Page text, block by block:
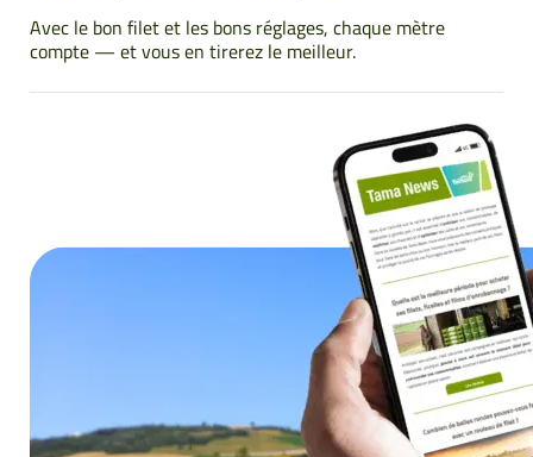
Avec le bon filet et les bons réglages, chaque mètre
compte — et vous en tirerez le meilleur.